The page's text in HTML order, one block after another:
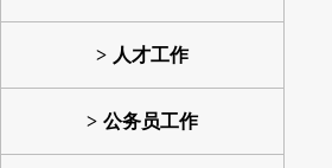
人才工作
公务员工作